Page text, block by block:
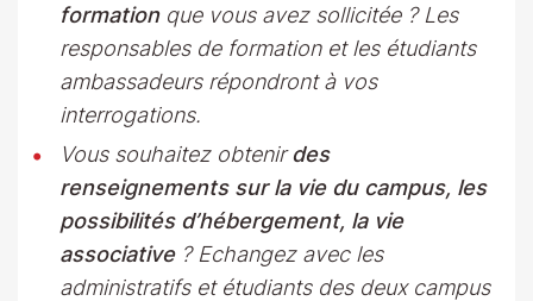
formationque vous avez sollicitée ? Les
responsables de formation et les étudiants
ambassadeurs répondront à vos
interrogations.
Vous souhaitez obtenirdes
renseignements sur la vie du campus, les
possibilités d’hébergement, la vie
associative? Echangez avec les
administratifs et étudiants des deux campus